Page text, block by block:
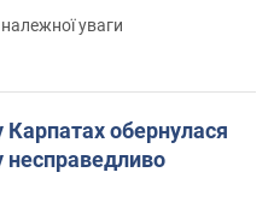
уваги
Карпатах обернулася